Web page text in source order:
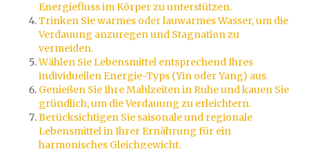
Energiefluss im Körper zu unterstützen.
Trinken Sie warmes oder lauwarmes Wasser, um die
Verdauung anzuregen und Stagnation zu
vermeiden.
Wählen Sie Lebensmittel entsprechend Ihres
individuellen Energie-Typs (Yin oder Yang) aus.
Genießen Sie Ihre Mahlzeiten in Ruhe und kauen Sie
gründlich, um die Verdauung zu erleichtern.
Berücksichtigen Sie saisonale und regionale
Lebensmittel in Ihrer Ernährung für ein
harmonisches Gleichgewicht.